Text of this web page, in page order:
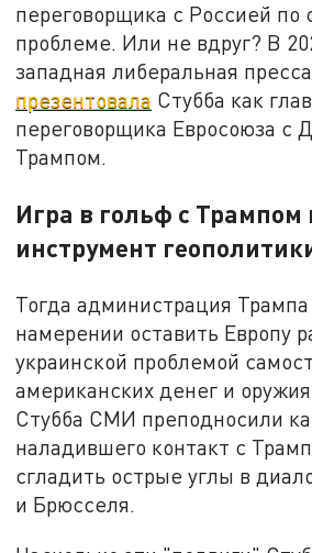
переговорщика с Россией
проблеме. Или не вдруг? В
западная либеральная
презентовала Стубба как
переговорщика Евросоюза с
Трампом.
Игра в гольф с Трампом
инструмент
Тогда администрация Трампа
намерении оставить Европу
украинской проблемой
американских денег и
Стубба СМИ преподносили
наладившего контакт с
сгладить острые углы в
и Брюсселя.